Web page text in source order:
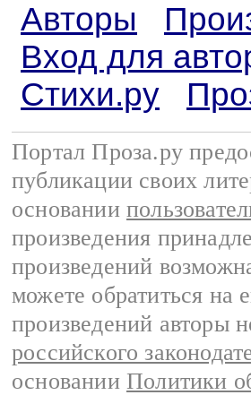
Авторы
Вход для
Стихи.ру
Портал Проза.ру
публикации своих
основании
произведения
произведений
можете обратиться на
произведений авторы
российского
основании Политики